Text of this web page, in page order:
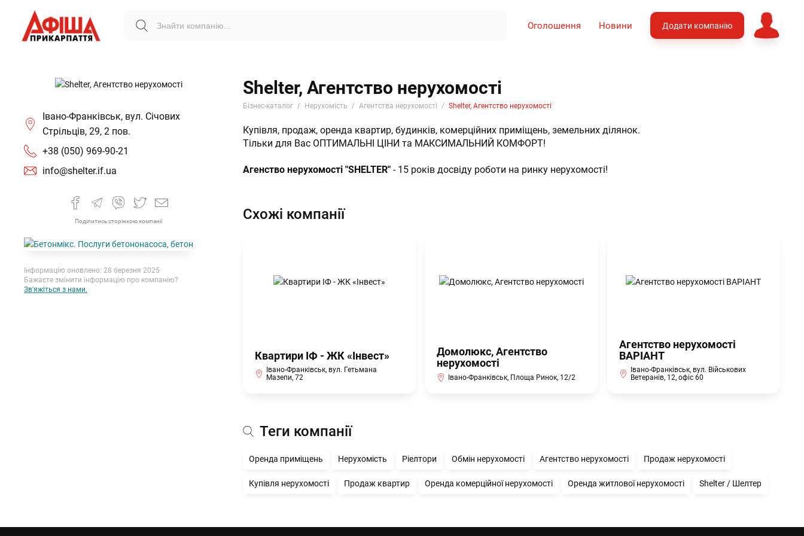
Оголошення Новини Додати компанію
Івано-Франківськ, вул. Січових
Стрільців, 29, 2 пов.
+38 (050) 969-90-21
info@shelter.if.ua
Поділитись сторінкою компанії
Інформацію оновлено: 28 березня 2025
Бажаєте змінити інформацію про компанію?
Зв'яжіться з нами.
Shelter, Агентство нерухомості
Бізнес-каталог Нерухомість Агентства нерухомості Shelter, Агентство нерухомості
Купівля, продаж, оренда квартир, будинків, комерційних приміщень, земельних ділянок.
Тільки для Вас ОПТИМАЛЬНІ ЦІНИ та МАКСИМАЛЬНИЙ КОМФОРТ!
Агенство нерухомості "SHELTER" - 15 років досвіду роботи на ринку нерухомості!
Схожі компанії
Квартири ІФ - ЖК «Інвест»
Івано-Франківськ, вул. Гетьмана
Мазепи, 72
Домолюкс, Агентство
нерухомості
Івано-Франківськ, Площа Ринок, 12/2
Агентство нерухомості
ВАРІАНТ
Івано-Франківськ, вул. Військових
Ветеранів, 12, офіс 60
Теги компанії
Оренда приміщень Нерухомість Ріелтори Обмін нерухомості Агентство нерухомості Продаж нерухомості
Купівля нерухомості Продаж квартир Оренда комерційної нерухомості Оренда житлової нерухомості Shelter / Шелтер